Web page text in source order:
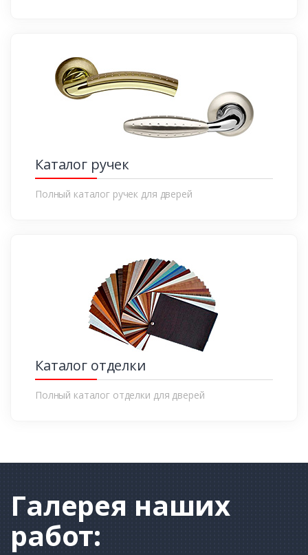
Каталог ручек
Полный каталог ручек для дверей
Каталог отделки
Полный каталог отделки для дверей
Галерея наших
работ: